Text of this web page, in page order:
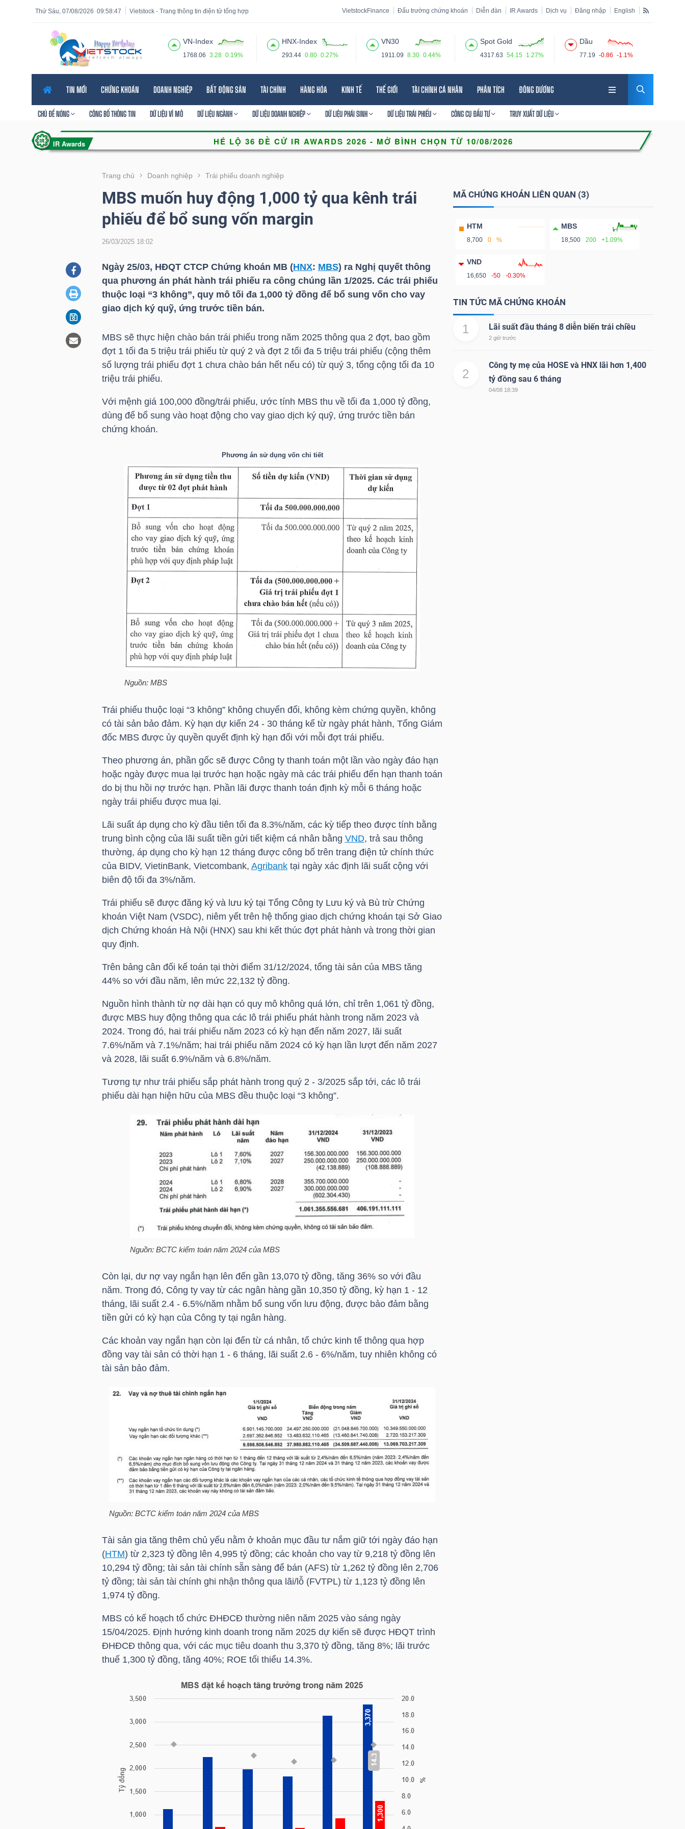
09:58:48
Thứ Sáu, 07/08/2026 Vietstock - Trang thông tin điện tử tổng hợp VietstockFinance Đấu trường chứng khoán Diễn đàn IR Awards Dịch vụ Đăng nhập English
VN-Index
1768.06 3.28 0.19%
HNX-Index
293.44 0.80 0.27%
VN30
1911.09 8.30 0.44%
Spot Gold
4317.63 54.15 1.27%
Dầu
77.19 -0.86 -1.1%
TIN MỚI CHỨNG KHOÁN DOANH NGHIỆP BẤT ĐỘNG SẢN TÀI CHÍNH HÀNG HÓA KINH TẾ THẾ GIỚI TÀI CHÍNH CÁ NHÂN PHÂN TÍCH ĐÔNG DƯƠNG
CHỦ ĐỀ NÓNG CÔNG BỐ THÔNG TIN DỮ LIỆU VĨ MÔ DỮ LIỆU NGÀNH DỮ LIỆU DOANH NGHIỆP DỮ LIỆU PHÁI SINH DỮ LIỆU TRÁI PHIẾU CÔNG CỤ ĐẦU TƯ TRUY XUẤT DỮ LIỆU
Trang chủ Doanh nghiệp Trái phiếu doanh nghiệp
MBS muốn huy động 1,000 tỷ qua kênh trái
phiếu để bổ sung vốn margin
26/03/2025 18:02
Ngày 25/03, HĐQT CTCP Chứng khoán MB (HNX: MBS) ra Nghị quyết thông
qua phương án phát hành trái phiếu ra công chúng lần 1/2025. Các trái phiếu
thuộc loại “3 không”, quy mô tối đa 1,000 tỷ đồng để bổ sung vốn cho vay
giao dịch ký quỹ, ứng trước tiền bán.
MBSsẽ thực hiện chào bán trái phiếu trong năm 2025 thông qua 2 đợt, bao gồm
đợt 1 tối đa 5 triệu trái phiếu từ quý 2 và đợt 2 tối đa 5 triệu trái phiếu (cộng thêm
số lượng trái phiếu đợt 1 chưa chào bán hết nếu có) từ quý 3, tổng cộng tối đa 10
triệu trái phiếu.
Với mệnh giá 100,000 đồng/trái phiếu, ước tính MBSthu về tối đa 1,000 tỷ đồng,
dùng để bổ sung vào hoạt động cho vay giao dịch ký quỹ, ứng trước tiền bán
chứng khoán.
Phương án sử dụng vốn chi tiết
Nguồn:MBS
Trái phiếu thuộc loại “3 không” không chuyển đổi, không kèm chứng quyền, không
có tài sản bảo đảm. Kỳ hạn dự kiến 24 - 30 tháng kể từ ngày phát hành, Tổng Giám
đốc MBSđược ủy quyền quyết định kỳ hạn đối với mỗi đợt trái phiếu.
Theo phương án, phần gốc sẽ được Công ty thanh toán một lần vào ngày đáo hạn
hoặc ngày được mua lại trước hạn hoặc ngày mà các trái phiếu đến hạn thanh toán
do bị thu hồi nợ trước hạn. Phần lãi được thanh toán định kỳ mỗi 6 tháng hoặc
ngày trái phiếu được mua lại.
Lãi suất áp dụng cho kỳ đầu tiên tối đa 8.3%/năm, các kỳ tiếp theo được tính bằng
trung bình cộng của lãi suất tiền gửi tiết kiệm cá nhân bằng VND, trả sau thông
thường, áp dụng cho kỳ hạn 12 tháng được công bố trên trang điện tử chính thức
của BIDV, VietinBank, Vietcombank, Agribanktại ngày xác định lãi suất cộng với
biên độ tối đa 3%/năm.
Trái phiếu sẽ được đăng ký và lưu ký tại Tổng Công ty Lưu ký và Bù trừ Chứng
khoán Việt Nam (VSDC), niêm yết trên hệ thống giao dịch chứng khoán tại Sở Giao
dịch Chứng khoán Hà Nội (HNX) sau khi kết thúc đợt phát hành và trong thời gian
quy định.
Trên bảng cân đối kế toán tại thời điểm 31/12/2024, tổng tài sản của MBStăng
44% so với đầu năm, lên mức 22,132 tỷ đồng.
Nguồn hình thành từ nợ dài hạn có quy mô không quá lớn, chỉ trên 1,061 tỷ đồng,
được MBShuy động thông qua các lô trái phiếu phát hành trong năm 2023 và
2024. Trong đó, hai trái phiếu năm 2023 có kỳ hạn đến năm 2027, lãi suất
7.6%/năm và 7.1%/năm; hai trái phiếu năm 2024 có kỳ hạn lần lượt đến năm 2027
và 2028, lãi suất 6.9%/năm và 6.8%/năm.
Tương tự như trái phiếu sắp phát hành trong quý 2 - 3/2025 sắp tới, các lô trái
phiếu dài hạn hiện hữu của MBSđều thuộc loại “3 không”.
Nguồn: BCTC kiểm toán năm 2024 củaMBS
Còn lại, dư nợ vay ngắn hạn lên đến gần 13,070 tỷ đồng, tăng 36% so với đầu
năm. Trong đó, Công ty vay từ các ngân hàng gần 10,350 tỷ đồng, kỳ hạn 1 - 12
tháng, lãi suất 2.4 - 6.5%/năm nhằm bổ sung vốn lưu động, được bảo đảm bằng
tiền gửi có kỳ hạn của Công ty tại ngân hàng.
Các khoản vay ngắn hạn còn lại đến từ cá nhân, tổ chức kinh tế thông qua hợp
đồng vay tài sản có thời hạn 1 - 6 tháng, lãi suất 2.6 - 6%/năm, tuy nhiên không có
tài sản bảo đảm.
Nguồn: BCTC kiểm toán năm 2024 củaMBS
Tài sản gia tăng thêm chủ yếu nằm ở khoản mục đầu tư nắm giữ tới ngày đáo hạn
(HTM) từ 2,323 tỷ đồng lên 4,995 tỷ đồng; các khoản cho vay từ 9,218 tỷ đồng lên
10,294 tỷ đồng; tài sản tài chính sẵn sàng để bán (AFS) từ 1,262 tỷ đồng lên 2,706
tỷ đồng; tài sản tài chính ghi nhận thông qua lãi/lỗ (FVTPL) từ 1,123 tỷ đồng lên
1,974 tỷ đồng.
MBScó kế hoạch tổ chức ĐHĐCĐ thường niên năm 2025 vào sáng ngày
15/04/2025. Định hướng kinh doanh trong năm 2025 dự kiến sẽ được HĐQT trình
ĐHĐCĐ thông qua, với các mục tiêu doanh thu 3,370 tỷ đồng, tăng 8%; lãi trước
thuế 1,300 tỷ đồng, tăng 40%; ROE tối thiểu 14.3%.
MÃ CHỨNG KHOÁN LIÊN QUAN (3)
HTM
8,700 0 %
MBS
18,500 200 +1.09%
VND
16,650 -50 -0.30%
TIN TỨC MÃ CHỨNG KHOÁN
1 Lãi suất đầu tháng 8 diễn biến trái chiều
2 giờ trước
2
Công ty mẹ của HOSE và HNX lãi hơn 1,400
tỷ đồng sau 6 tháng
04/08 18:39
Tính năng
năng
VIETSTOCK